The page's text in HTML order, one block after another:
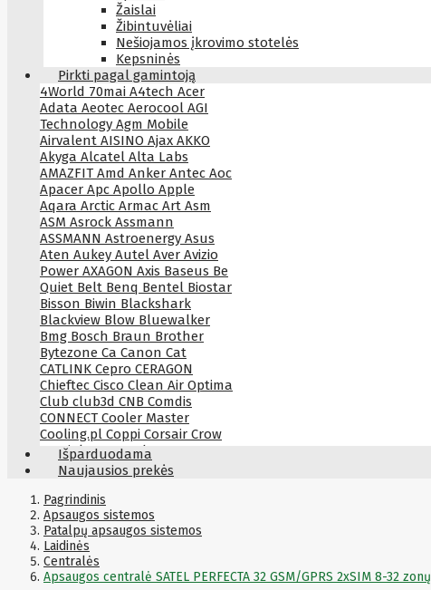
Žaislai
Žibintuvėliai
Nešiojamos įkrovimo stotelės
Kepsninės
Pirkti pagal gamintoją
4World 70mai A4tech Acer
Adata Aeotec Aerocool AGI
Technology Agm Mobile
Airvalent AISINO Ajax AKKO
Akyga Alcatel Alta Labs
AMAZFIT Amd Anker Antec Aoc
Apacer Apc Apollo Apple
Aqara Arctic Armac Art Asm
ASM Asrock Assmann
ASSMANN Astroenergy Asus
Aten Aukey Autel Aver Avizio
Power AXAGON Axis Baseus Be
Quiet Belt Benq Bentel Biostar
Bisson Biwin Blackshark
Blackview Blow Bluewalker
Bmg Bosch Braun Brother
Bytezone Ca Canon Cat
CATLINK Cepro CERAGON
Chieftec Cisco Clean Air Optima
Club club3d CNB Comdis
CONNECT Cooler Master
Cooling.pl Coppi Corsair Crow
CrucialCYBERCyberPower
CyberpowerD-linkDaewoo
Dahua DataCore
DefenderDell
DicotaDIGITALDigitus
DomoDouble ADreameDsc
DURABOOK
Eaglerise
EcovacsEdimaxEdnetEldes
Išparduodama
Naujausios prekės
Pagrindinis
Apsaugos sistemos
Patalpų apsaugos sistemos
Laidinės
Centralės
Apsaugos centralė SATEL PERFECTA 32 GSM/GPRS 2xSIM 8-32 zonų